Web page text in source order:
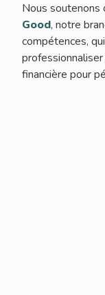
Nous soutenons
Good, notre
compétences,
financière pour